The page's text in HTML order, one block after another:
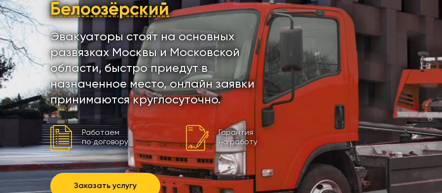
Белоозёрский
Эвакуаторы стоят на основных
развязках Москвы и Московской
области, быстро приедут в
назначенное место, онлайн заявки
принимаются круглосуточно.
Работаем
по договору
Гарантия
на работу
Заказать услугу